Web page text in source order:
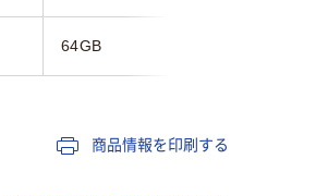
64GB
商品情報を印刷する